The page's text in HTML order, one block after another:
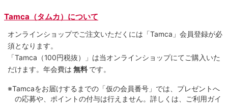
Tamca（タムカ）について
オンラインショップでご注⽂いただくには「Tamca」会員登録が必
須となります。
「Tamca （100円税抜）
」は当オンラインショップにてご購⼊いた
だけます。 年会費は 無料 です。
※Tamcaをお届けするまでの「仮の会員番号」では、プレゼントへ
の応募や、ポイントの付与は⾏えません。詳しくは、ご利⽤ガイ